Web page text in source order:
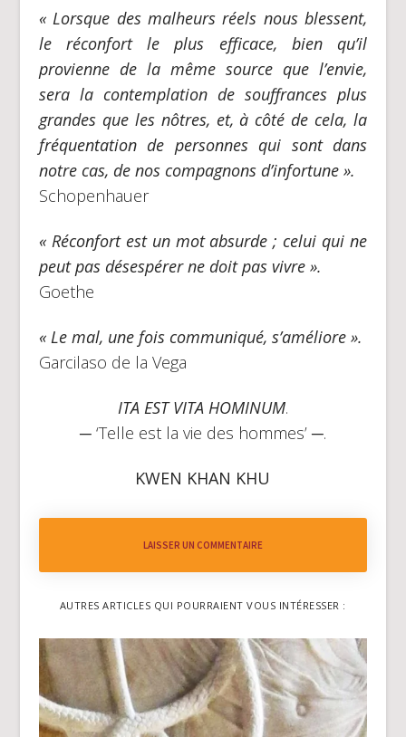
« Lorsque des malheurs réels nous blessent,
le réconfort le plus efficace, bien qu’il
provienne de la même source que l’envie,
sera la contemplation de souffrances plus
grandes que les nôtres, et, à côté de cela, la
fréquentation de personnes qui sont dans
notre cas, de nos compagnons d’infortune ».
Schopenhauer
« Réconfort est un mot absurde ; celui qui ne
peut pas désespérer ne doit pas vivre ».
Goethe
« Le mal, une fois communiqué, s’améliore ».
Garcilaso de la Vega
ITA EST VITA HOMINUM.
─ ‘Telle est la vie des hommes’ ─.
KWEN KHAN KHU
LAISSER UN COMMENTAIRE
AUTRES ARTICLES QUI POURRAIENT VOUS INTÉRESSER :